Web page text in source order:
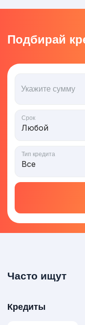
Подбирай
Укажите сумму
Срок
Тип кредита
Часто ищут
Кредиты